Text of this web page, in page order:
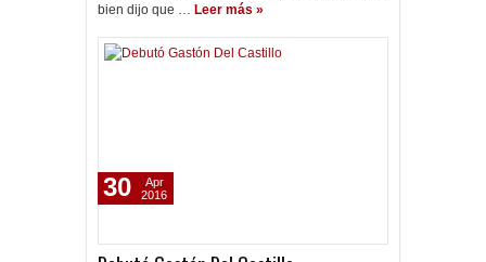
bien dijo que … Leer más »
30
Apr
2016